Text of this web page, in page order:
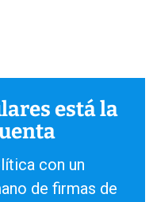
está la
con un
de firmas de